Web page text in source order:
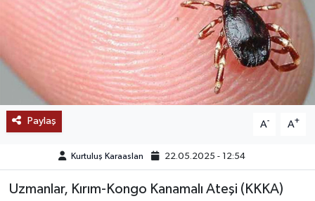
Paylaş A- A+
Kurtuluş Karaaslan 22.05.2025 - 12:54
Uzmanlar, Kırım-Kongo Kanamalı Ateşi (KKKA)
BÖLGE
KEŞFET
POPÜLER
DÜNYA
TREND
MEDYA